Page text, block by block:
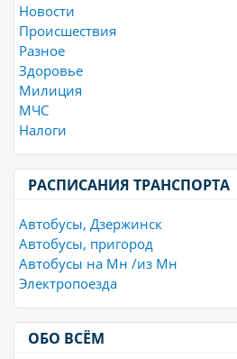
Новости
Происшествия
Разное
Здоровье
Милиция
МЧС
Налоги
РАСПИСАНИЯ ТРАНСПОРТА
Автобусы, Дзержинск
Автобусы, пригород
Автобусы на Мн /из Мн
Электропоезда
ОБО ВСЁМ